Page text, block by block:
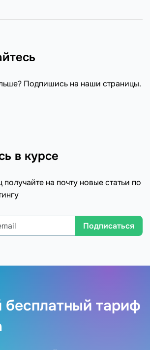
Подпишись на наши страницы.
в курсе
на почту новые статьи по
Подписаться
тариф